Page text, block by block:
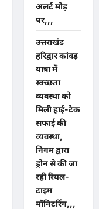
Messenger
अलर्ट मोड़
पर,,,
उत्तराखंड
हरिद्वार कांवड़
यात्रा में
स्वच्छता
व्यवस्था को
मिली हाई-टेक
सफाई की
व्यवस्था,
निगम द्वारा
ड्रोन से की जा
रही रियल-
टाइम
मॉनिटरिंग,,,